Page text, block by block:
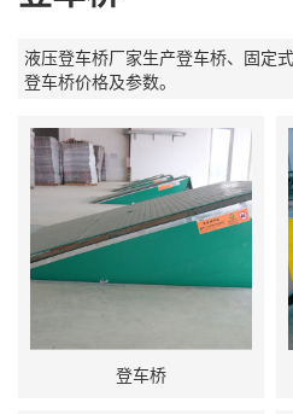
液压登车桥厂家生产登车桥、固定
登车桥价格及参数。
登车桥